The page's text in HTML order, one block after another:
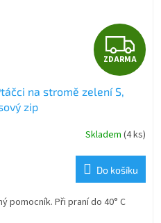
Z
D
R
M
A
ZDARMA
na stromě zelení S,
zip
Skladem (4 ks)
Do košíku
pomocník. Při praní do 40° C